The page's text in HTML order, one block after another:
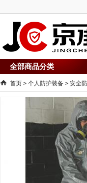
全部商品分类
首页 > 个人防护装备 > 安全